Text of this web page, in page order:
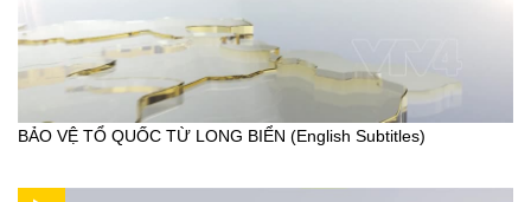
BẢO VỆ TỔ QUỐC TỪ LONG BIỂN (English Subtitles)